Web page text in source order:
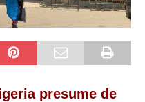
presume de